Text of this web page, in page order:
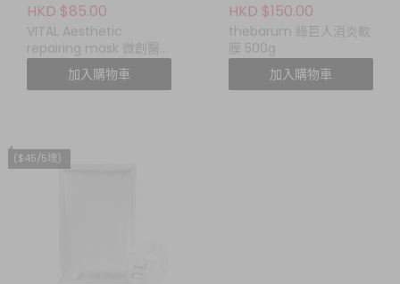
HKD $85.00
VITAL Aesthetic
repairing mask 微創醫
美專屬修復面膜
加入購物車
HKD $150.00
thebarum 綠巨人消炎軟
膜 500g
加入購物車
($45/5塊)